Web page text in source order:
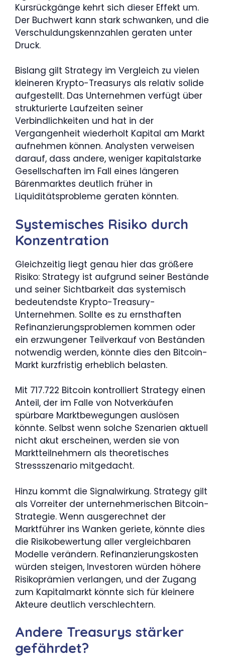
Kursrückgänge kehrt sich dieser Effekt um.
Der Buchwert kann stark schwanken, und die
Verschuldungskennzahlen geraten unter
Druck.
Bislang gilt Strategy im Vergleich zu vielen
kleineren Krypto-Treasurys als relativ solide
aufgestellt. Das Unternehmen verfügt über
strukturierte Laufzeiten seiner
Verbindlichkeiten und hat in der
Vergangenheit wiederholt Kapital am Markt
aufnehmen können. Analysten verweisen
darauf, dass andere, weniger kapitalstarke
Gesellschaften im Fall eines längeren
Bärenmarktes deutlich früher in
Liquiditätsprobleme geraten könnten.
Systemisches Risiko durch
Konzentration
Gleichzeitig liegt genau hier das größere
Risiko: Strategy ist aufgrund seiner Bestände
und seiner Sichtbarkeit das systemisch
bedeutendste Krypto-Treasury-
Unternehmen. Sollte es zu ernsthaften
Refinanzierungsproblemen kommen oder
ein erzwungener Teilverkauf von Beständen
notwendig werden, könnte dies den Bitcoin-
Markt kurzfristig erheblich belasten.
Mit 717.722 Bitcoin kontrolliert Strategy einen
Anteil, der im Falle von Notverkäufen
spürbare Marktbewegungen auslösen
könnte. Selbst wenn solche Szenarien aktuell
nicht akut erscheinen, werden sie von
Marktteilnehmern als theoretisches
Stressszenario mitgedacht.
Hinzu kommt die Signalwirkung. Strategy gilt
als Vorreiter der unternehmerischen Bitcoin-
Strategie. Wenn ausgerechnet der
Marktführer ins Wanken geriete, könnte dies
die Risikobewertung aller vergleichbaren
Modelle verändern. Refinanzierungskosten
würden steigen, Investoren würden höhere
Risikoprämien verlangen, und der Zugang
zum Kapitalmarkt könnte sich für kleinere
Akteure deutlich verschlechtern.
Andere Treasurys stärker
gefährdet?